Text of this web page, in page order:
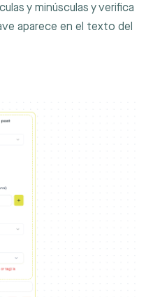
y minúsculas y verifica
aparece en el texto del